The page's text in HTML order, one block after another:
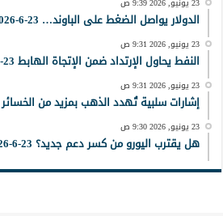
23 يونيو, 2026 9:39 ص
الدولار يواصل الضغط على الباوند… 23-6-2026
23 يونيو, 2026 9:31 ص
النفط يحاول الإرتداد ضمن الإتجاة الهابط 23-6-2026
23 يونيو, 2026 9:31 ص
إشارات سلبية تُهدد الذهب بمزيد من الخسائر 23-6-2026
23 يونيو, 2026 9:30 ص
هل يقترب اليورو من كسر دعم جديد؟ 23-6-2026